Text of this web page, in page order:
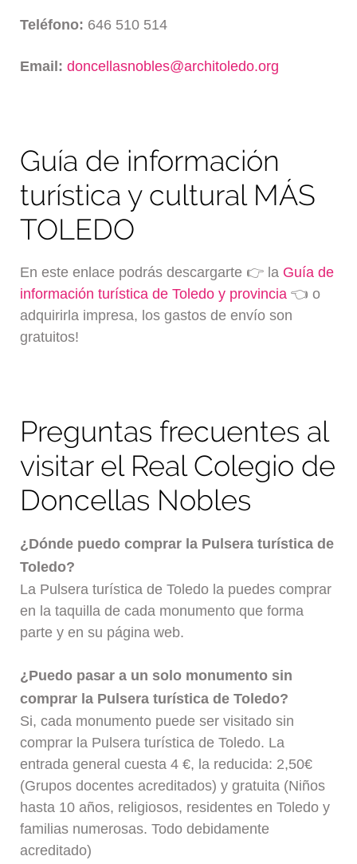
Teléfono: 646 510 514
Email: doncellasnobles@architoledo.org
Guía de información
turística y cultural MÁS
TOLEDO
En este enlace podrás descargarte 👉 la Guía de
información turística de Toledo y provincia 👈 o
adquirirla impresa, los gastos de envío son
gratuitos!
Preguntas frecuentes al
visitar el Real Colegio de
Doncellas Nobles
¿Dónde puedo comprar la Pulsera turística de
Toledo?
La Pulsera turística de Toledo la puedes comprar
en la taquilla de cada monumento que forma
parte y en su página web.
¿Puedo pasar a un solo monumento sin
comprar la Pulsera turística de Toledo?
Si, cada monumento puede ser visitado sin
comprar la Pulsera turística de Toledo. La
entrada general cuesta 4 €, la reducida: 2,50€
(Grupos docentes acreditados) y gratuita (Niños
hasta 10 años, religiosos, residentes en Toledo y
familias numerosas. Todo debidamente
acreditado)